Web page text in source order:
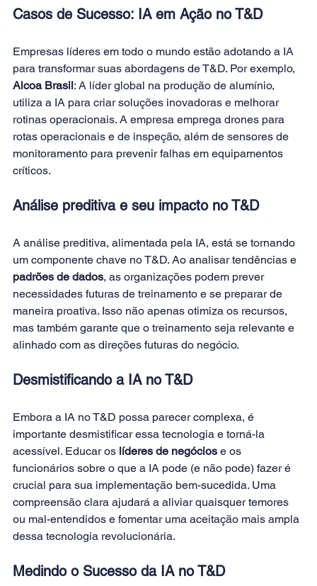
Casos de Sucesso: IA em Ação no T&D
Empresas líderes em todo o mundo estão adotando a IA
para transformar suas abordagens de T&D. Por exemplo,
Alcoa Brasil: A líder global na produção de alumínio,
utiliza a IA para criar soluções inovadoras e melhorar
rotinas operacionais. A empresa emprega drones para
rotas operacionais e de inspeção, além de sensores de
monitoramento para prevenir falhas em equipamentos
críticos.
Análise preditiva e seu impacto no T&D
A análise preditiva, alimentada pela IA, está se tornando
um componente chave no T&D. Ao analisar tendências e
padrões de dados, as organizações podem prever
necessidades futuras de treinamento e se preparar de
maneira proativa. Isso não apenas otimiza os recursos,
mas também garante que o treinamento seja relevante e
alinhado com as direções futuras do negócio.
Desmistificando a IA no T&D
Embora a IA no T&D possa parecer complexa, é
importante desmistificar essa tecnologia e torná-la
acessível. Educar os líderes de negócios e os
funcionários sobre o que a IA pode (e não pode) fazer é
crucial para sua implementação bem-sucedida. Uma
compreensão clara ajudará a aliviar quaisquer temores
ou mal-entendidos e fomentar uma aceitação mais ampla
dessa tecnologia revolucionária.
Medindo o Sucesso da IA no T&D